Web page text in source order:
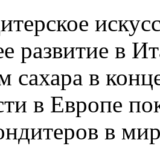
развитие в
сахара в
в Европе
в